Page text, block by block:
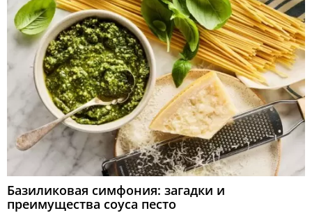
Базиликовая симфония: загадки и
преимущества соуса песто